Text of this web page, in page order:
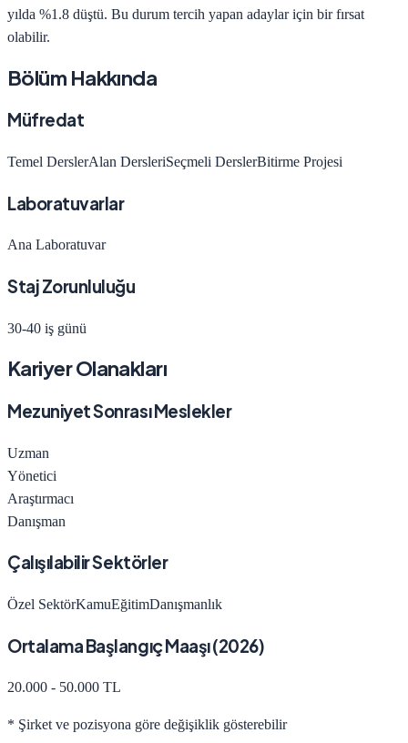
yılda %1.8 düştü. Bu durum tercih yapan adaylar için bir fırsat
olabilir.
Bölüm Hakkında
Müfredat
Temel DerslerAlan DersleriSeçmeli DerslerBitirme Projesi
Laboratuvarlar
Ana Laboratuvar
Staj Zorunluluğu
30-40 iş günü
Kariyer Olanakları
Mezuniyet Sonrası Meslekler
Uzman
Yönetici
Araştırmacı
Danışman
Çalışılabilir Sektörler
Özel SektörKamuEğitimDanışmanlık
Ortalama Başlangıç Maaşı (2026)
20.000 - 50.000 TL
* Şirket ve pozisyona göre değişiklik gösterebilir